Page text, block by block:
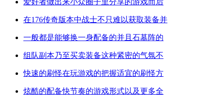
在176传奇版本中战士不只难以获取装备并
一般都是能够换一身配备的并且石墓阵的
组队副本乃至买卖装备这种紧密的气氛不
快速的刷怪在玩游戏的把握适宜的刷怪方
炫酷的配备快节奏的游戏形式以及更多全